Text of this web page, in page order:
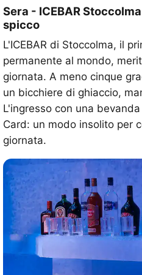
Sera - ICEBAR
spicco
L'ICEBAR di Stoccolma, il
permanente al mondo,
giornata. A meno cinque
un bicchiere di ghiaccio,
L'ingresso con una
Card: un modo insolito per
giornata.